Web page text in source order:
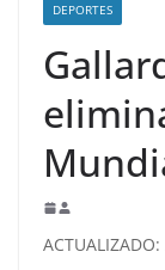
DEPORTES